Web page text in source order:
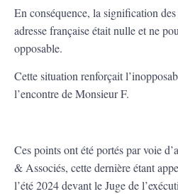
En conséquence, la signification
adresse française était nulle et ne
opposable.
Cette situation renforçait
l’encontre de Monsieur F.
Ces points ont été portés par voie
& Associés, cette dernière étant
l’été 2024 devant le Juge de